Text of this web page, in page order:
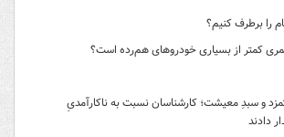
را برطرف کنیم؟
کمتر از بسیاری خودروهای هم‌رده است؟
و سبدِ معیشت؛ کارشناسان نسبت به ناکارآمدیِ
دادند